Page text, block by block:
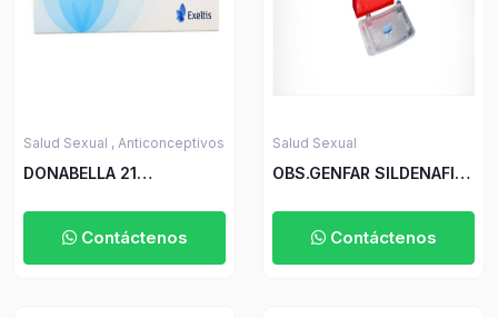
Salud Sexual , Anticonceptivos
DONABELLA 21
Contáctenos
Salud Sexual
OBS.GENFAR SILDENAFIL
Contáctenos